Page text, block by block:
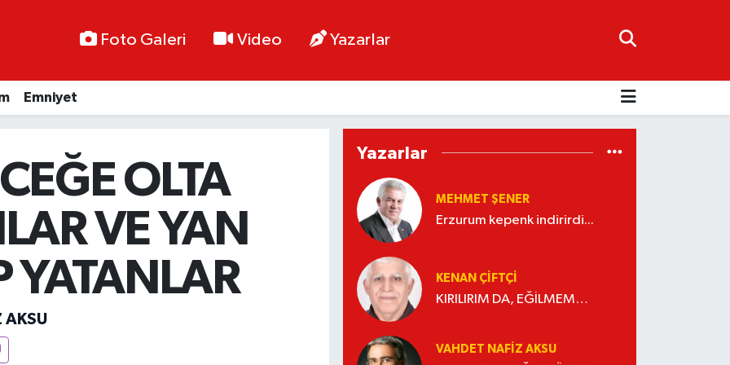
Foto Galeri Video Yazarlar
Emniyet
OLTA
VE YAN
YATANLAR
AKSU
Yazarlar
MEHMET ŞENER
Erzurum kepenk indirirdi...
KENAN ÇİFTÇİ
KIRILIRIM DA, EĞİLMEM…
VAHDET NAFIZ AKSU